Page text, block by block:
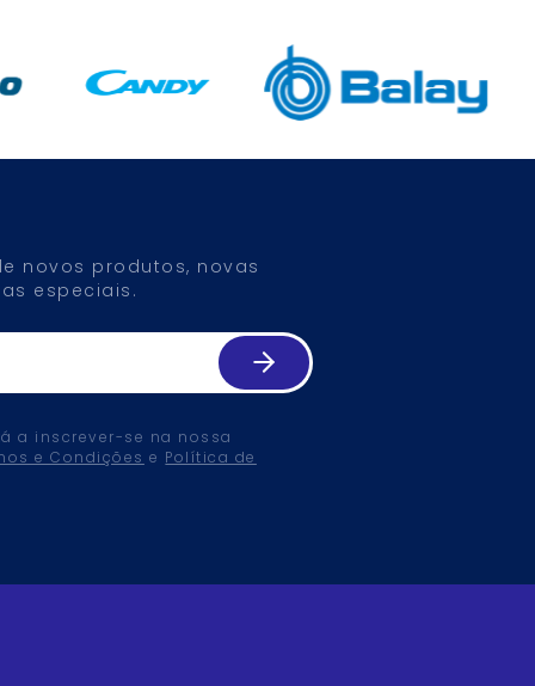
novos produtos, novas
especiais.
a inscrever-se na nossa
e Condições e Política de